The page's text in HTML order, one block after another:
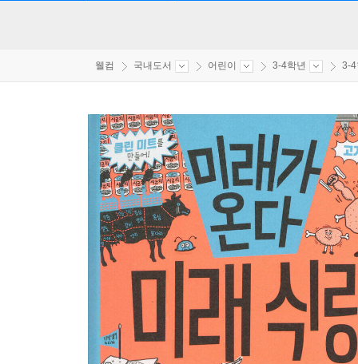
웰컴 국내도서 어린이 3-4학년 3-4